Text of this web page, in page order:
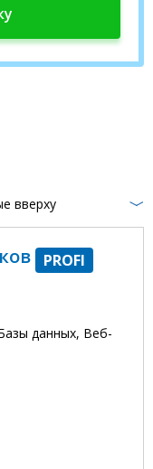
вверху
PROFI
данных, Веб-